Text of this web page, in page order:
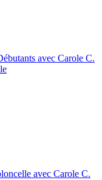
avec Carole C.
avec Carole C.